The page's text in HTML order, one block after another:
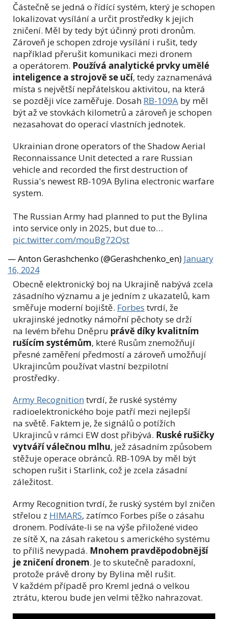
Částečně se jedná o řídící systém, který je schopen
lokalizovat vysílání a určit prostředky k jejich
zničení. Měl by tedy být účinný proti dronům.
Zároveň je schopen zdroje vysílání i rušit, tedy
například přerušit komunikaci mezi dronem
a operátorem. Používá analytické prvky umělé
inteligence a strojově se učí, tedy zaznamenává
místa s největší nepřátelskou aktivitou, na která
se později více zaměřuje. Dosah RB-109A by měl
být až ve stovkách kilometrů a zároveň je schopen
nezasahovat do operací vlastních jednotek.
Ukrainian drone operators of the Shadow Aerial
Reconnaissance Unit detected a rare Russian
vehicle and recorded the first destruction of
Russia's newest RB-109A Bylina electronic warfare
system.
The Russian Army had planned to put the Bylina
into service only in 2025, but due to…
pic.twitter.com/mouBg72Qst
— Anton Gerashchenko (@Gerashchenko_en) January
16, 2024
Obecně elektronický boj na Ukrajině nabývá zcela
zásadního významu a je jedním z ukazatelů, kam
směřuje moderní bojiště. Forbes tvrdí, že
ukrajinské jednotky námořní pěchoty se drží
na levém břehu Dněpru právě díky kvalitním
rušícím systémům, které Rusům znemožňují
přesné zaměření předmostí a zároveň umožňují
Ukrajincům používat vlastní bezpilotní
prostředky.
Army Recognition tvrdí, že ruské systémy
radioelektronického boje patří mezi nejlepší
na světě. Faktem je, že signálů o potížích
Ukrajinců v rámci EW dost přibývá. Ruské rušičky
vytváří válečnou mlhu, jež zásadním způsobem
stěžuje operace obránců. RB-109A by měl být
schopen rušit i Starlink, což je zcela zásadní
záležitost.
Army Recognition tvrdí, že ruský systém byl zničen
střelou z HIMARS, zatímco Forbes píše o zásahu
dronem. Podíváte-li se na výše přiložené video
ze sítě X, na zásah raketou s amerického systému
to příliš nevypadá. Mnohem pravděpodobnější
je zničení dronem. Je to skutečně paradoxní,
protože právě drony by Bylina měl rušit.
V každém případě pro Kreml jedná o velkou
ztrátu, kterou bude jen velmi těžko nahrazovat.